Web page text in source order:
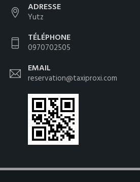
ADRESSE
Yutz
TÉLÉPHONE
0970702505
EMAIL
reservation@taxiproxi.com